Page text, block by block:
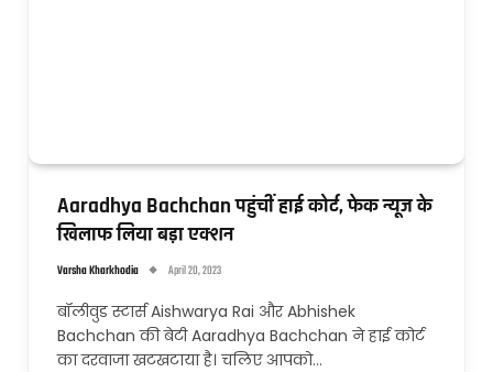
Aaradhya Bachchan पहुंचीं हाई कोर्ट, फेक न्यूज के
खिलाफ लिया बड़ा एक्शन
Varsha Kharkhodia April 20, 2023
बॉलीवुड स्टार्स Aishwarya Rai और Abhishek
Bachchan की बेटी Aaradhya Bachchan ने हाई कोर्ट
का दरवाजा खटखटाया है। चलिए आपको…